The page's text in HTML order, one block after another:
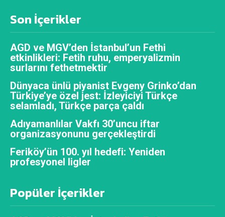
Son İçerikler
AGD ve MGV’den İstanbul’un Fethi
etkinlikleri: Fetih ruhu, emperyalizmin
surlarını fethetmektir
Dünyaca ünlü piyanist Evgeny Grinko’dan
Türkiye’ye özel jest: İzleyiciyi Türkçe
selamladı, Türkçe parça çaldı
Adıyamanlılar Vakfı 30’uncu iftar
organizasyonunu gerçekleştirdi
Feriköy’ün 100. yıl hedefi: Yeniden
profesyonel ligler
Popüler İçerikler